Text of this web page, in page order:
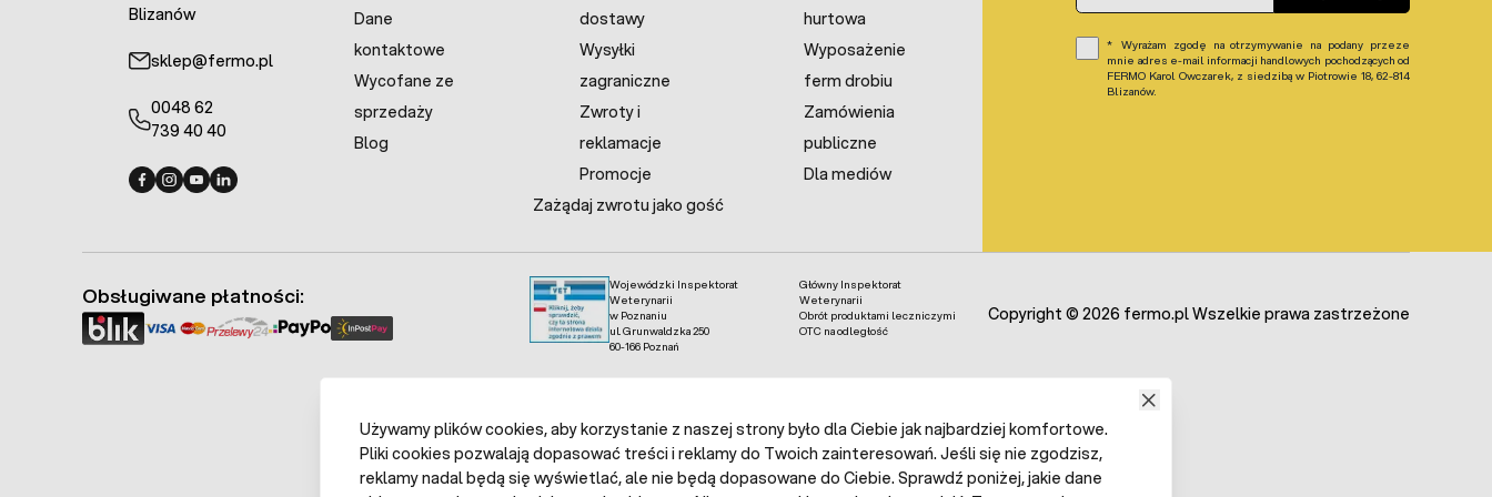
wyrażoną w amperogodzinach (Ah). Większa pojemność oznacza dłuższy czas pracy systemu ogrodzenia na jednym ładowaniu. Warto
również zwrócić uwagę na typ akumulatora - modele żelowe lsą często polecane ze względu na ich wytrzymałość, odporność na
ekstremalne temperatury i minimalną konserwację. Najważniejsze jednak aby akumulator do pastucha elektrycznego byłniskiego
rozładowania
, Nowoczesne akumulatory samochodowe nie nadają się do zasilania ogrodzeń elektrycznych.
Jak Zrobić Pastucha z Akumulatora?
To częste pytanie zadawane przez domorosłych majsterkowiczów jest równie absurdalne jak podłączanie linii ogrodzenia do gniazdka 220 V.
Pamiętajmy pastuch elektryczny to nie zabawka i miejsce do eksperymentów. Elektryzator musi być bezpiecznym i certyfikowanym
12 tysięcy volt. Musi być elektryzator który wygeneruje krótkotrwały impuls o tym napięciu. Ten elektryzator może być zasilany z akumulatora
Blizanów
sklep@fermo.pl
0048 62
739 40 40
Dane
kontaktowe
Wycofane ze
sprzedaży
Blog
dostawy
Wysyłki
zagraniczne
Zwroty i
reklamacje
Promocje
Zażądaj zwrotu jako gość
hurtowa
Wyposażenie
ferm drobiu
Zamówienia
publiczne
Dla mediów
Wyrażam zgodę na otrzymywanie na podany przeze
mnie adres e-mail informacji handlowych pochodzących od
FERMO Karol Owczarek, z siedzibą w Piotrowie 18, 62-814
Blizanów.
Wojewódzki Inspektorat
Weterynarii
w Poznaniu
ul. Grunwaldzka 250
60-166 Poznań
Główny Inspektorat
Weterynarii
Obrót produktami leczniczymi
OTC na odległość
Obsługiwane płatności:
Copyright © 2026 fermo.pl Wszelkie prawa zastrzeżone
Używamy plików cookies, aby korzystanie z naszej strony było dla Ciebie jak najbardziej komfortowe.
Pliki cookies pozwalają dopasować treści i reklamy do Twoich zainteresowań. Jeśli się nie zgodzisz,
reklamy nadal będą się wyświetlać, ale nie będą dopasowane do Ciebie. Sprawdź poniżej, jakie dane